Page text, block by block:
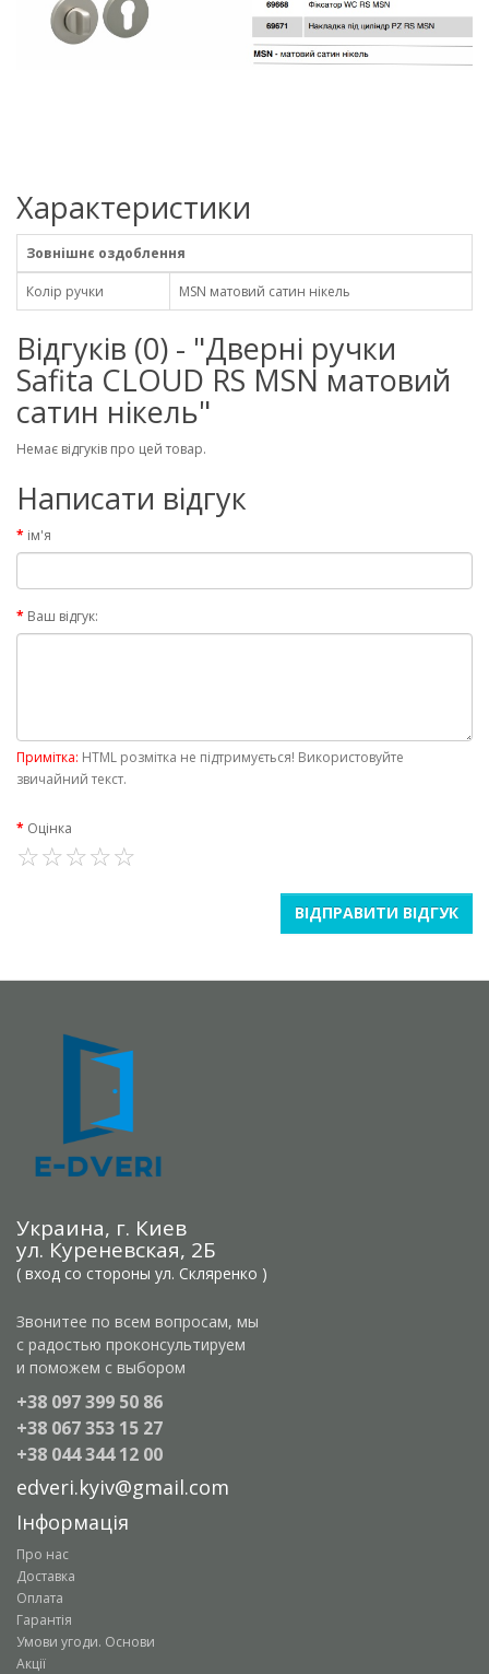
Характеристики
Зовнішнє оздоблення
Колір ручки MSN матовий сатин нікель
Відгуків (0) - "Дверні ручки
Safita CLOUD RS MSN матовий
сатин нікель"
Немає відгуків про цей товар.
Написати відгук
ім'я
Ваш відгук:
Примітка: HTML розмітка не підтримується! Використовуйте
звичайний текст.
Оцінка
ВІДПРАВИТИ ВІДГУК
Украина, г. Киев
ул. Куреневская, 2Б
( вход со стороны ул. Скляренко )
Звонитее по всем вопросам, мы
с радостью проконсультируем
и поможем с выбором
+38 097 399 50 86
+38 067 353 15 27
+38 044 344 12 00
edveri.kyiv@gmail.com
Інформація
Про нас
Доставка
Оплата
Гарантія
Умови угоди. Основи
Акції